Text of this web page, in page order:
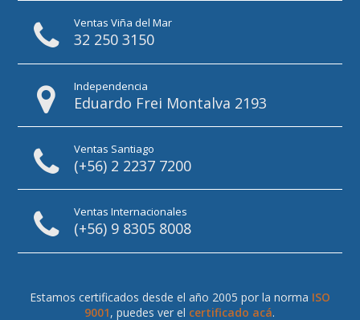
Ventas Viña del Mar
32 250 3150
Independencia
Eduardo Frei Montalva 2193
Ventas Santiago
(+56) 2 2237 7200
Ventas Internacionales
(+56) 9 8305 8008
Estamos certificados desde el año 2005 por la norma ISO
9001, puedes ver el certificado acá.